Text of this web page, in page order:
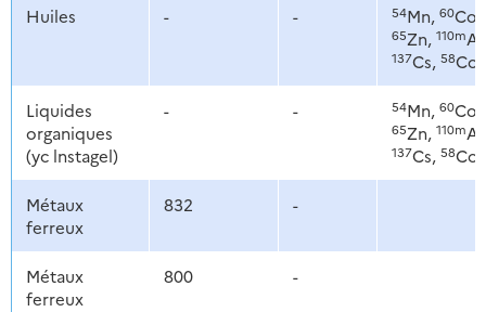
Huiles - - 54Mn, 60Co,
65Zn, 110m
137Cs, 58Co
Liquides
organiques
(yc lnstagel)
- - 54Mn, 60Co,
65Zn, 110m
137Cs, 58Co
Métaux
ferreux
832 -
Métaux
ferreux
800 -